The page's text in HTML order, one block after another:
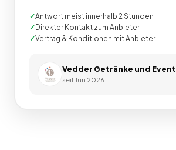
Antwort meist innerhalb 2 Stunden
Direkter Kontakt zum Anbieter
Vertrag & Konditionen mit Anbieter
Vedder Getränke und Event
seit Jun 2026